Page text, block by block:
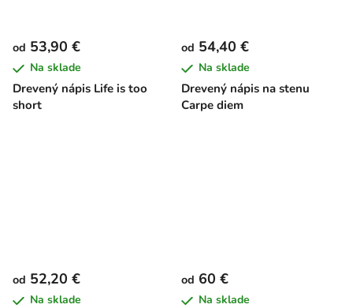
Drevený nápis Life is too
short
od 53,90 €
Na sklade
Drevený nápis na stenu
Carpe diem
od 54,40 €
Na sklade
od 52,20 €
Na sklade
od 60 €
Na sklade